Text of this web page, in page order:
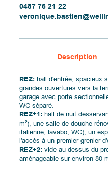
0487 76 21 22
Description
REZ:hall d'entrée, spacieux
grandes ouvertures vers la
garage avec porte
WC séparé.
REZ+1:hall de nuit
m²), une salle de douche
italienne, lavabo, WC), un
l'accès à un premier grenier
REZ+2: vide au dessus du
aménageable sur environ 80